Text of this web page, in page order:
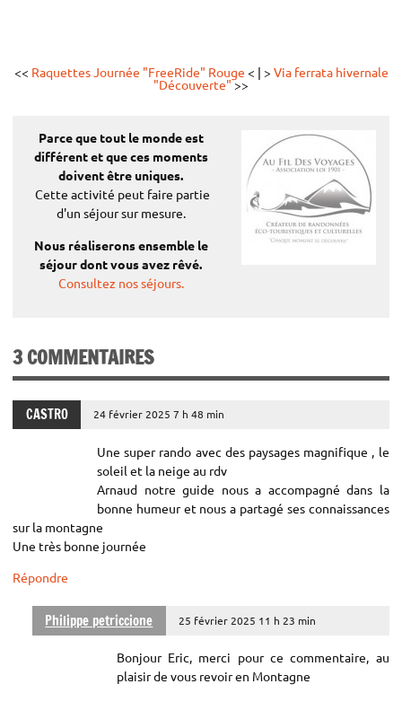
La liste des sorties n’est nullement exhaustive, nos
adaptées à votre niveau et à vos envies…
Nous vous rappelons que le transport n’est pas
(pour le groupe)
Préférentiel¹:270 €
Partenaires, groupes (des 7 personnes), Demandeur d’emplois, étudiants
Un professionnel est mis à la disposition de votre groupe de 6 pers max
N’oubliez pas votre pique-nique.
<< Raquettes Journée "FreeRide" Rouge < | > Via ferrata hivernale
"Découverte">>
Parce que tout le monde est
différentet que ces moments
doivent être uniques.
Cette activité peut faire partie
d'un séjour sur mesure.
Nous réaliserons ensemble le
séjour dont vous avez rêvé.
Consultez nos séjours.
3 COMMENTAIRES
CASTRO 24 février 2025 7 h 48 min
Une super rando avec des paysages magnifique , le
soleil et la neige au rdv
Arnaud notre guide nous a accompagné dans la
bonne humeur et nous a partagé ses connaissances
sur la montagne
Une très bonne journée
Répondre
Philippe petriccione 25 février 2025 11 h 23 min
Bonjour Eric, merci pour ce commentaire, au
plaisir de vous revoir en Montagne